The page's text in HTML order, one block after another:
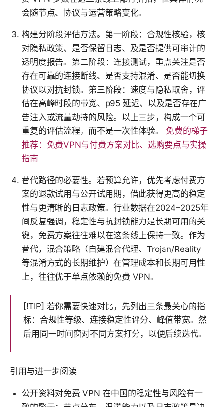
会随节点、协议与运营策略变化。
构建分阶段评估方法。第一阶段：合规性核验，核
对隐私政策、是否保留日志、及是否提供可审计的
透明度报告。第二阶段：连接测试，重点关注是否
存在可靠的连接断线、是否支持混淆、是否能切换
协议以对抗封锁。第三阶段：速度与隐私取舍，评
估在高峰时段的带宽、p95 延迟、以及是否存在广
告注入或流量劫持的风险。以上三步，构成一个可
重复的评估流程，而不是一次性体验。 免费的梯子
推荐：免费VPN与付费方案对比、选购要点与实操
指南
替代路径的必要性。若预算允许，优先考虑付费方
案的退款试用与公开试用期，借此获得更高的稳定
性与更清晰的日志政策。行业数据在2024–2025年
间反复强调，稳定性与抗封锁能力是长期可用的关
键，免费方案往往难以在这条线上保持一致。作为
替代，混合策略（自建混合代理、Trojan/Reality
等混淆方式的长期维护）在管理成本和长期可用性
上，往往优于单点依赖的免费 VPN。
[!TIP] 若你需要快速对比，先列出三条最关心的指
标：合规性等级、连接稳定性评分、峰值带宽。然
后用同一时间窗对不同方案打分，以便后续迭代。
引用与进一步阅读
公开资料对免费 VPN 在中国的稳定性与风险有一